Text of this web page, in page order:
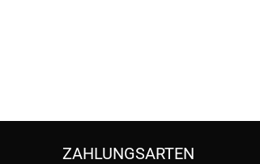
ZAHLUNGSARTEN